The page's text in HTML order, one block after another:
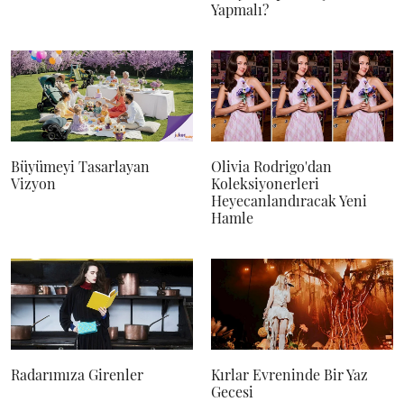
Yapmalı?
Büyümeyi Tasarlayan
Vizyon
Olivia Rodrigo'dan
Koleksiyonerleri
Heyecanlandıracak Yeni
Hamle
Radarımıza Girenler
Kırlar Evreninde Bir Yaz
Gecesi